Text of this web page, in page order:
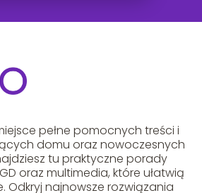
pełne pomocnych treści i
domu oraz nowoczesnych
tu praktyczne porady
oraz multimedia, które ułatwią
Odkryj najnowsze rozwiązania